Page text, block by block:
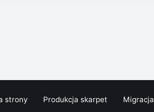
strony Produkcja skarpet Migracja